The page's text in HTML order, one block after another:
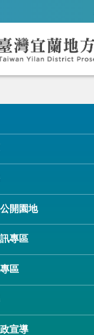
開園地
專區
區
宣導